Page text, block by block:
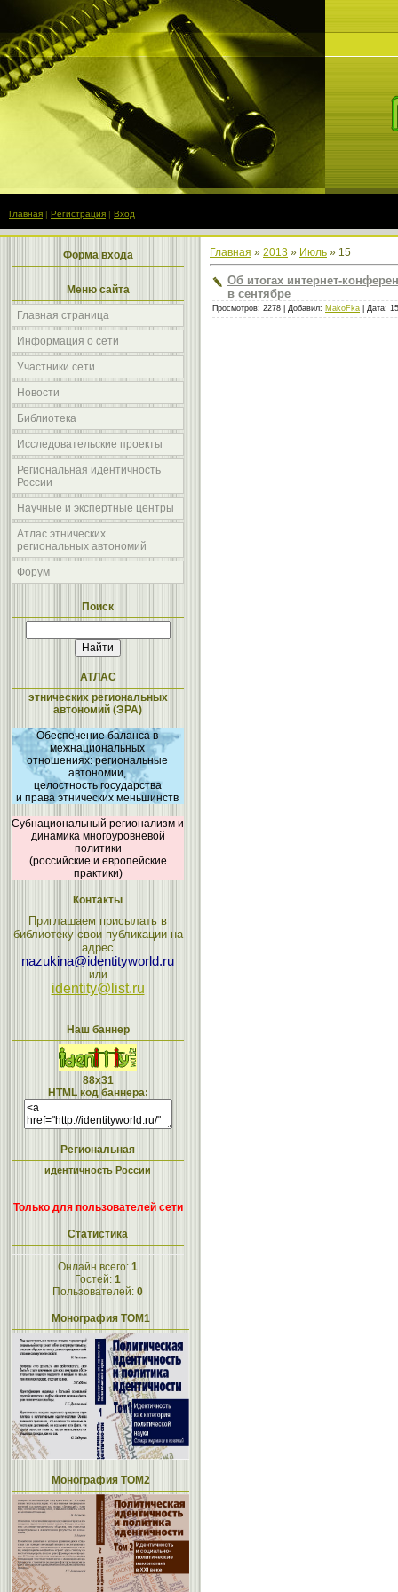
Главная | Регистрация | Вход
Форма входа
Меню сайта
Главная страница
Информация о сети
Участники сети
Новости
Библиотека
Исследовательские проекты
Региональная идентичность
России
Научные и экспертные центры
Атлас этнических
региональных автономий
Форум
Поиск
АТЛАС
этнических региональных
автономий (ЭРА)
Обеспечение баланса в
межнациональных
отношениях: региональные
автономии,
целостность государства
и права этнических меньшинств
Субнациональный регионализм и
динамика многоуровневой
политики
(российские и европейские
практики)
Контакты
Приглашаем присылать в
библиотеку свои публикации на
адрес
nazukina@identityworld.ru
или
identity@list.ru
Наш баннер
88x31
HTML код баннера:
Региональная
идентичность России
Только для пользователей сети
Статистика
Онлайн всего: 1
Гостей: 1
Пользователей: 0
Монография ТОМ1
Монография ТОМ2
Главная » 2013 » Июль » 15
Об итогах интернет-
в сентябре
Просмотров: 2278 | Добавил: MakoFka | Дата: